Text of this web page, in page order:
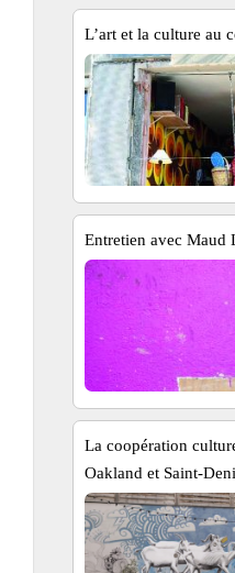
L’art et la culture au
Entretien avec Maud
La coopération
Oakland et Saint-